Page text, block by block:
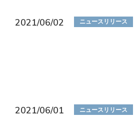
2021/06/02 ニュースリリース
2021/06/01 ニュースリリース